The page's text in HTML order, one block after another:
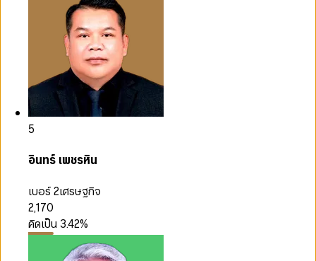
5
อินทร์ เพชรหิน
เบอร์ 2เศรษฐกิจ
2,170
คิดเป็น 3.42%